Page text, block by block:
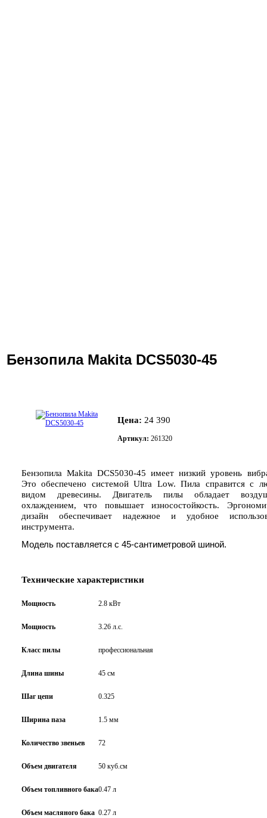
Бензопила Makita DCS5030-45
Цена: 24 390
Артикул: 261320
Бензопила Makita DCS5030-45 имеет низкий уровень
Это обеспечено системой Ultra Low. Пила справится с
видом древесины. Двигатель пилы обладает
охлаждением, что повышает износостойкость.
дизайн обеспечивает надежное и удобное
инструмента.
Модель поставляется с 45-сантиметровой шиной.
Технические характеристики
Мощность 2.8 кВт
Мощность 3.26 л.c.
Класс пилы профессиональная
Длина шины 45 см
Шаг цепи 0.325
Ширина паза 1.5 мм
Количество звеньев 72
Объем двигателя 50 куб.см
Объем топливного бака0.47 л
Объем масляного бака 0.27 л